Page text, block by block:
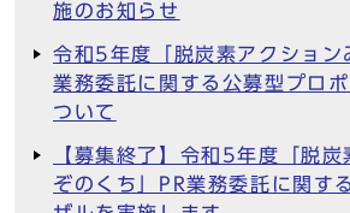
施のお知らせ
令和5年度「脱炭素アクション
業務委託に関する公募型プロ
ついて
【募集終了】令和5年度「脱炭
ぞのくち」PR業務委託に関す